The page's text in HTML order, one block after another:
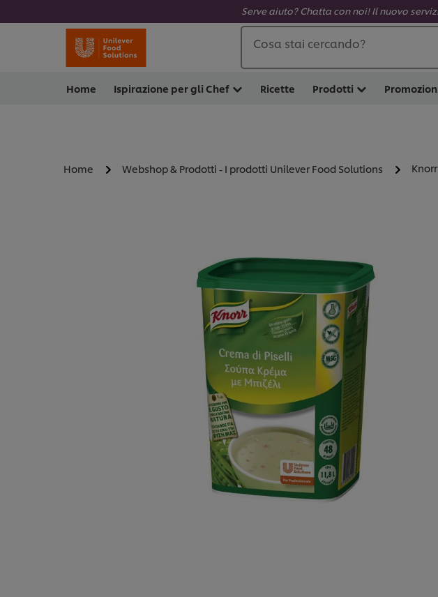
Serve aiuto? Chatta con noi! Il nuovo
Cosa stai cercando?
Home Ispirazione per gli Chef Ricette Prodotti
Home Webshop & Prodotti - I prodotti Unilever Food Solutions